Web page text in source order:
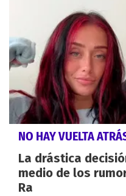
NO HAY VUELTA
La drástica
medio de los
Ra